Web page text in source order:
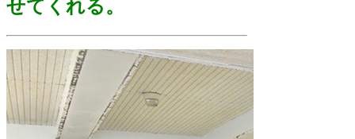
せてくれる。